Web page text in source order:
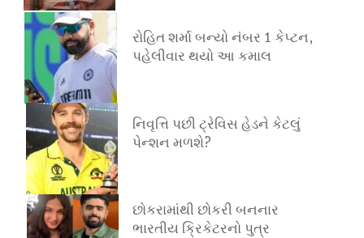
છોકરામાંથી છોકરી બનનાર
ભારતીય ક્રિકેટરનો પુત્ર
રોહિત શર્મા બન્યો નંબર 1 કેપ્ટન,
પહેલીવાર થયો આ કમાલ
નિવૃત્તિ પછી ટ્રેવિસ હેડને કેટલું
પેન્શન મળશે?